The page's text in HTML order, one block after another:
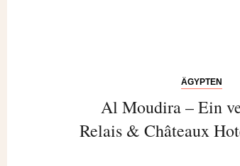
ÄGYPTEN
Al Moudira – Ein
Relais & Châteaux